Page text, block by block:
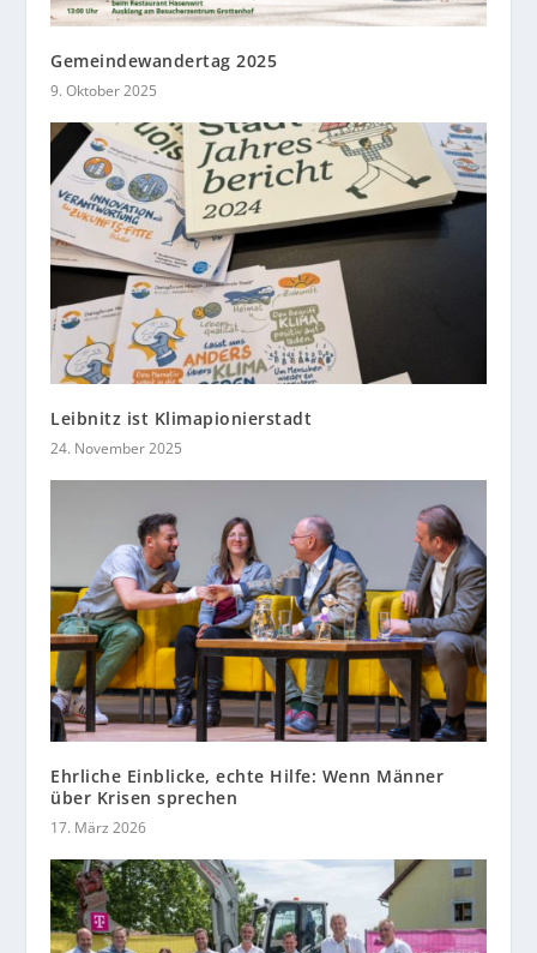
Gemeindewandertag 2025
9. Oktober 2025
Leibnitz ist Klimapionierstadt
24. November 2025
Ehrliche Einblicke, echte Hilfe: Wenn Männer
über Krisen sprechen
17. März 2026